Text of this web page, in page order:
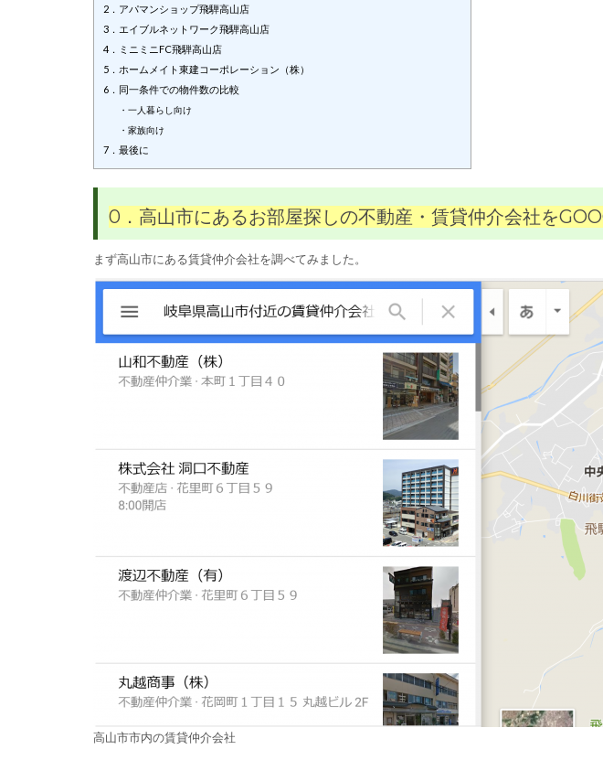
2．アパマンショップ飛騨高山店
3．エイブルネットワーク飛騨高山店
4．ミニミニFC飛騨高山店
5．ホームメイト東建コーポレーション（株）
6．同一条件での物件数の比較
・一人暮らし向け
・家族向け
7．最後に
0．高山市にあるお部屋探しの不動産・賃貸仲介会社を
まず高山市にある賃貸仲介会社を調べてみました。
高山市市内の賃貸仲介会社